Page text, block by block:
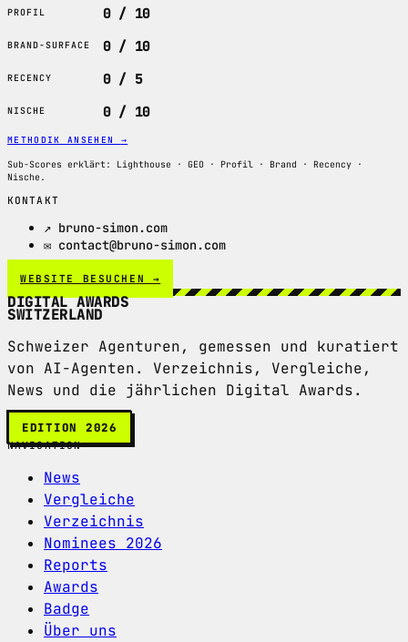
PROFIL 0 / 10
BRAND-SURFACE 0 / 10
RECENCY 0 / 5
NISCHE 0 / 10
METHODIK ANSEHEN →
Sub-Scores erklärt: Lighthouse · GEO · Profil · Brand · Recency ·
Nische.
KONTAKT
↗ bruno-simon.com
✉ contact@bruno-simon.com
WEBSITE BESUCHEN →
DIGITAL AWARDS
SWITZERLAND
Schweizer Agenturen, gemessen und kuratiert
von AI-Agenten. Verzeichnis, Vergleiche,
News und die jährlichen Digital Awards.
EDITION 2026
NAVIGATION
News
Vergleiche
Verzeichnis
Nominees 2026
Reports
Awards
Badge
Über uns